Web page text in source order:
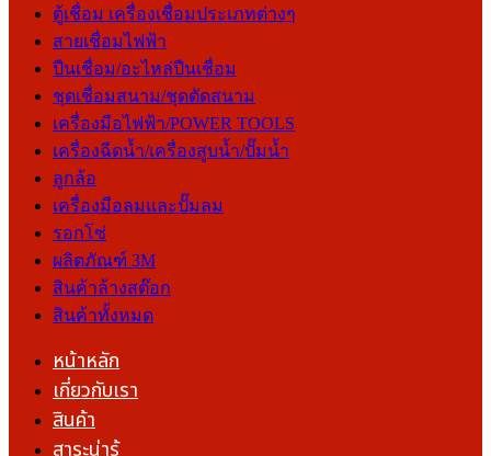
ตู้เชื่อม เครื่องเชื่อมประเภทต่างๆ
สายเชื่อมไฟฟ้า
ปืนเชื่อม/อะไหล่ปืนเชื่อม
ชุดเชื่อมสนาม/ชุดตัดสนาม
เครื่องมือไฟฟ้า/POWER TOOLS
เครื่องฉีดน้ำ/เครื่องสูบน้ำ/ปั๊มน้ำ
ลูกล้อ
เครื่องมือลมและปั๊มลม
รอกโซ่
ผลิตภัณฑ์ 3M
สินค้าล้างสต๊อก
สินค้าทั้งหมด
หน้าหลัก
เกี่ยวกับเรา
สินค้า
สาระน่ารู้